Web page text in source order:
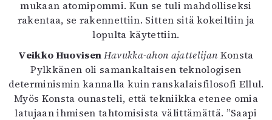
mukaan atomipommi. Kun se tuli mahdolliseksi
rakentaa, se rakennettiin. Sitten sitä kokeiltiin ja
lopulta käytettiin.
Veikko HuovisenHavukka-ahon ajattelijan Konsta
Pylkkänen oli samankaltaisen teknologisen
determinismin kannalla kuin ranskalaisfilosofi Ellul.
Myös Konsta ounasteli, että tekniikka etenee omia
latujaan ihmisen tahtomisista välittämättä. ”Saapi